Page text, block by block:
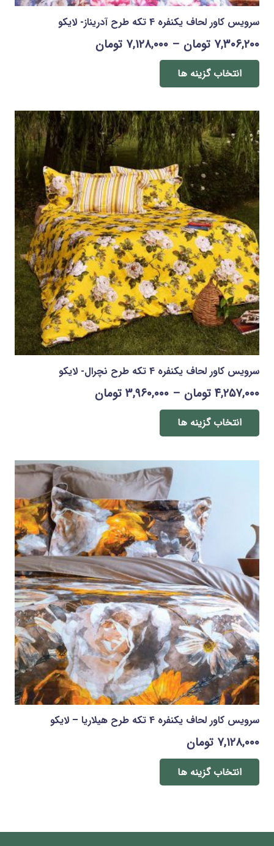
سرویس کاور لحاف یکنفره 4 تکه طرح آدریناز- لایکو
۷,۳۰۶,۲۰۰ تومان – ۷,۱۲۸,۰۰۰ تومانPrice
۷,۳۰۶,۲۰۰ تومان
انتخاب گزینه ها
مختلفی
می
باشد.
گزینه
ها
ممکن
است
در
صفحه
محصول
انتخاب
شوند
سرویس کاور لحاف یکنفره 4 تکه طرح نچرال- لایکو
۴,۲۵۷,۰۰۰ تومان – ۳,۹۶۰,۰۰۰ تومانPrice
۴,۲۵۷,۰۰۰ تومان
انتخاب گزینه ها
مختلفی
می
باشد.
گزینه
ها
ممکن
است
در
صفحه
محصول
انتخاب
شوند
سرویس کاور لحاف یکنفره 4 تکه طرح هیلاریا – لایکو
۷,۱۲۸,۰۰۰ تومان
انتخاب گزینه ها
می